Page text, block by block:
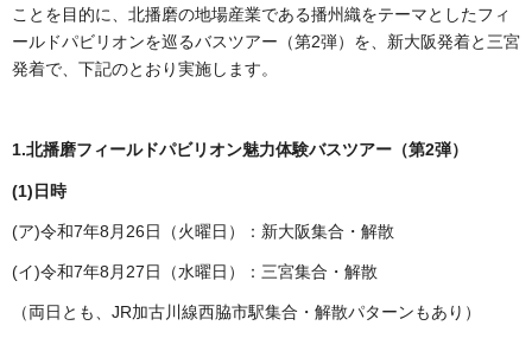
ことを目的に、北播磨の地場産業である播州織をテーマとしたフィ
ールドパビリオンを巡るバスツアー（第2弾）を、新大阪発着と三宮
発着で、下記のとおり実施します。
1.北播磨フィールドパビリオン魅力体験バスツアー（第2弾）
(1)日時
(ア)令和7年8月26日（火曜日）：新大阪集合・解散
(イ)令和7年8月27日（水曜日）：三宮集合・解散
（両日とも、JR加古川線西脇市駅集合・解散パターンもあり）